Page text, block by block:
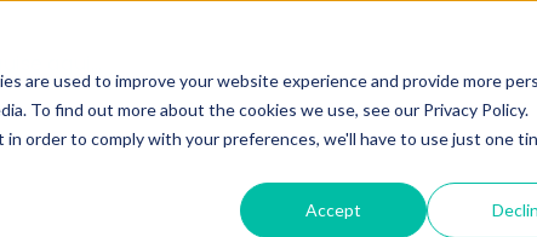
are used to improve your website experience and provide more
To find out more about the cookies we use, see our Privacy Policy.
order to comply with your preferences, we'll have to use just one
Accept